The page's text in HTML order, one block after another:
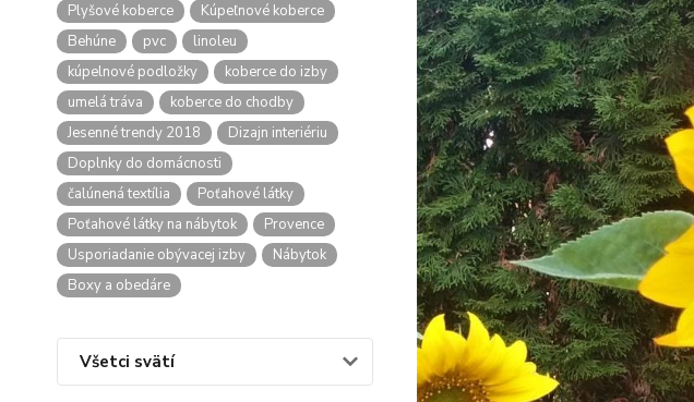
Plyšové koberce
Kúpeľnové koberce
Behúne
pvc
linoleu
kúpelnové podložky
koberce do izby
umelá tráva
koberce do chodby
Jesenné trendy 2018
Dizajn interiériu
Doplnky do domácnosti
čalúnená textília
Poťahové látky
Poťahové látky na nábytok
Provence
Usporiadanie obývacej izby
Nábytok
Boxy a obedáre
Všetci svätí